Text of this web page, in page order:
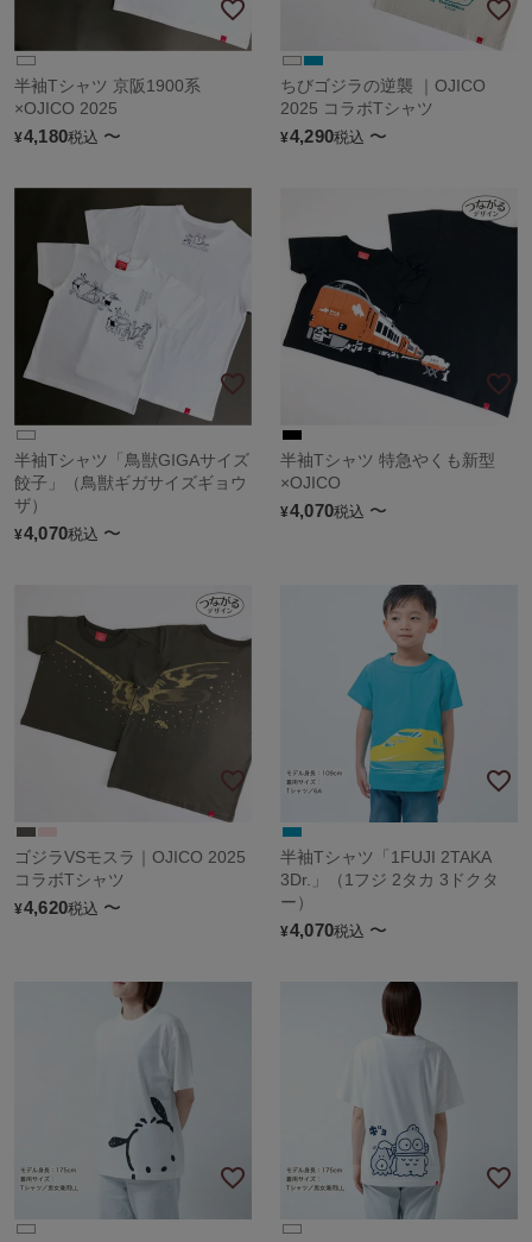
半袖Tシャツ 京阪1900系
×OJICO 2025
¥4,180税込 〜
ちびゴジラの逆襲 ｜OJICO
2025 コラボTシャツ
¥4,290税込 〜
半袖Tシャツ「鳥獣GIGAサイズ
餃子」（鳥獣ギガサイズギョウ
ザ）
¥4,070税込 〜
半袖Tシャツ 特急やくも新型
×OJICO
¥4,070税込 〜
ゴジラVSモスラ｜OJICO 2025
コラボTシャツ
¥4,620税込 〜
半袖Tシャツ「1FUJI 2TAKA
3Dr.」（1フジ 2タカ 3ドクタ
ー）
¥4,070税込 〜